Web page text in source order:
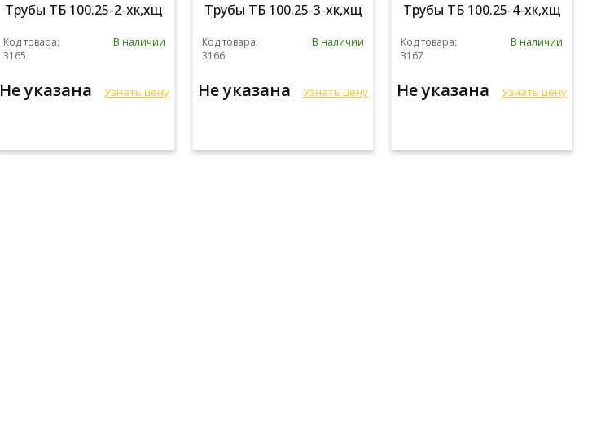
Трубы ТБ 100.25-2-хк,хщ
Код товара:
3165
В наличии
Не указана Узнать цену
Трубы ТБ 100.25-3-хк,хщ
Код товара:
3166
В наличии
Не указана Узнать цену
Трубы ТБ 100.25-4-хк,хщ
Код товара:
3167
В наличии
Не указана Узнать цену